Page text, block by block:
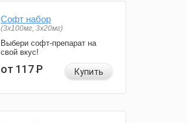
Софт набор
(3x100мг, 3x20мг)
Выбери софт-препарат на
свой вкус!
от 117Р Купить